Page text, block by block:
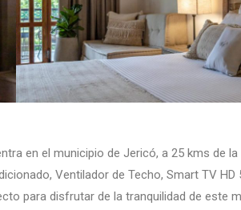
en el municipio de Jericó, a 25 kms de
Ventilador de Techo, Smart TV HD
para disfrutar de la tranquilidad de este